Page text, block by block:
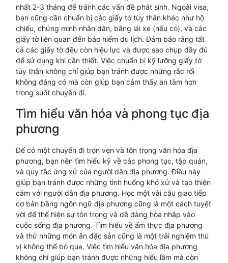
nhất 2-3 tháng để tránh các vấn đề phát sinh. Ngoài visa,
bạn cũng cần chuẩn bị các giấy tờ tùy thân khác như hộ
chiếu, chứng minh nhân dân, bằng lái xe (nếu có), và các
giấy tờ liên quan đến bảo hiểm du lịch. Đảm bảo rằng tất
cả các giấy tờ đều còn hiệu lực và được sao chụp đầy đủ
để sử dụng khi cần thiết. Việc chuẩn bị kỹ lưỡng giấy tờ
tùy thân không chỉ giúp bạn tránh được những rắc rối
không đáng có mà còn giúp bạn cảm thấy an tâm hơn
trong suốt chuyến đi.
Tìm hiểu văn hóa và phong tục địa
phương
Để có một chuyến đi trọn vẹn và tôn trọng văn hóa địa
phương, bạn nên tìm hiểu kỹ về các phong tục, tập quán,
và quy tắc ứng xử của người dân địa phương. Điều này
giúp bạn tránh được những tình huống khó xử và tạo thiện
cảm với người dân địa phương. Học một vài câu giao tiếp
cơ bản bằng ngôn ngữ địa phương cũng là một cách tuyệt
vời để thể hiện sự tôn trọng và dễ dàng hòa nhập vào
cuộc sống địa phương. Tìm hiểu về ẩm thực địa phương
và thử những món ăn đặc sản cũng là một trải nghiệm thú
vị không thể bỏ qua. Việc tìm hiểu văn hóa địa phương
không chỉ giúp bạn tránh được những hiểu lầm mà còn